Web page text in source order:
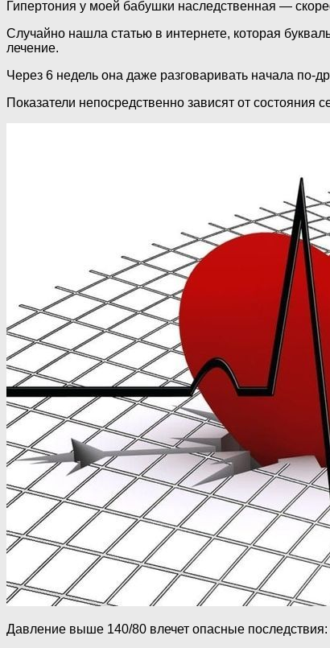
Гипертония у моей бабушки наследственная —
Случайно нашла статью в интернете, которая
лечение.
Через 6 недель она даже разговаривать начала по-
Показатели непосредственно зависят от состояния
Давление выше 140/80 влечет опасные последствия: